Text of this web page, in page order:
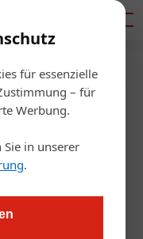
für essenzielle
– für
Werbung.
in unserer
.
21.09.2023, 10:55 Uhr